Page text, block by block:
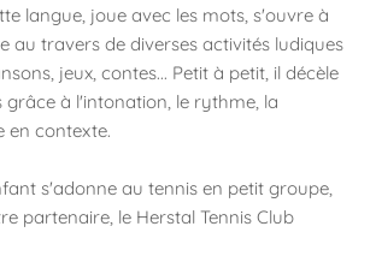
langue, joue avec les mots, s'ouvre à
au travers de diverses activités ludiques
jeux, contes... Petit à petit, il décèle
grâce à l'intonation, le rythme, la
en contexte.
s'adonne au tennis en petit groupe,
partenaire, le Herstal Tennis Club